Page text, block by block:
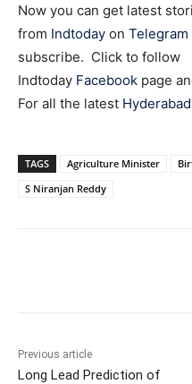
Now you can get latest
from Indtoday on Telegram
subscribe. Click to follow
Indtoday Facebook page
For all the latest
TAGS Agriculture Minister
S Niranjan Reddy
Previous article
Long Lead Prediction of